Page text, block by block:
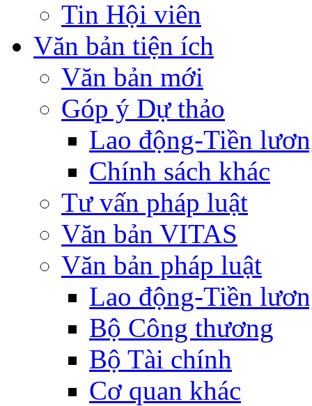
Tin Hội viên
Văn bản tiện ích
Văn bản mới
Góp ý Dự thảo
Lao động-Tiền
Chính sách khác
Tư vấn pháp luật
Văn bản VITAS
Văn bản pháp luật
Lao động-Tiền
Bộ Công thương
Bộ Tài chính
Cơ quan khác